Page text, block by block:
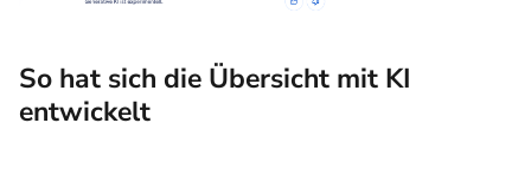
So hat sich die Übersicht mit KI
entwickelt